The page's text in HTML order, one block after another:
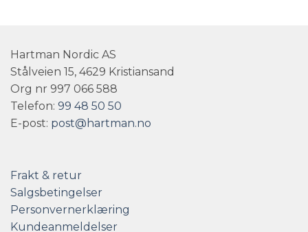
Hartman Nordic AS
Stålveien 15, 4629 Kristiansand
Org nr 997 066 588
Telefon: 99 48 50 50
E-post: post@hartman.no
Frakt & retur
Salgsbetingelser
Personvernerklæring
Kundeanmeldelser